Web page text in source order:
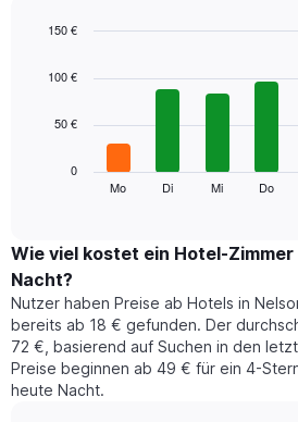
Diagramm
die
Monate
hat
1
Y-
Achse,
die
den
durchschnittlichen
Zimmerpreis
chart
bars.
den
durchschnittlichen
Preis
eines
Zimmers
für
den
jeweiligen
Mo Di Mi Do
0
50 €
100 €
150 €
Wie viel kostet ein Hotel-
Nacht?
Nutzer haben Preise ab Hotels in
bereits ab 18 € gefunden. Der
72 €, basierend auf Suchen in den
Preise beginnen ab 49 € für ein 4-
heute Nacht.